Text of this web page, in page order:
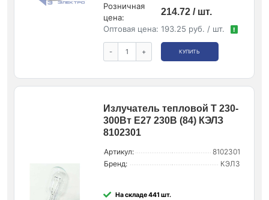
Розничная
цена:
214.72 / шт.
Оптовая цена: 193.25 руб. / шт. !
- + КУПИТЬ
Излучатель тепловой Т 230-
300Вт E27 230В (84) КЭЛЗ
8102301
Артикул:
8102301
Бренд:
КЭЛЗ
На складе 441 шт.